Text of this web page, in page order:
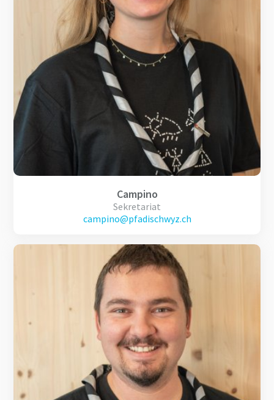
Campino
Sekretariat
campino@pfadischwyz.ch